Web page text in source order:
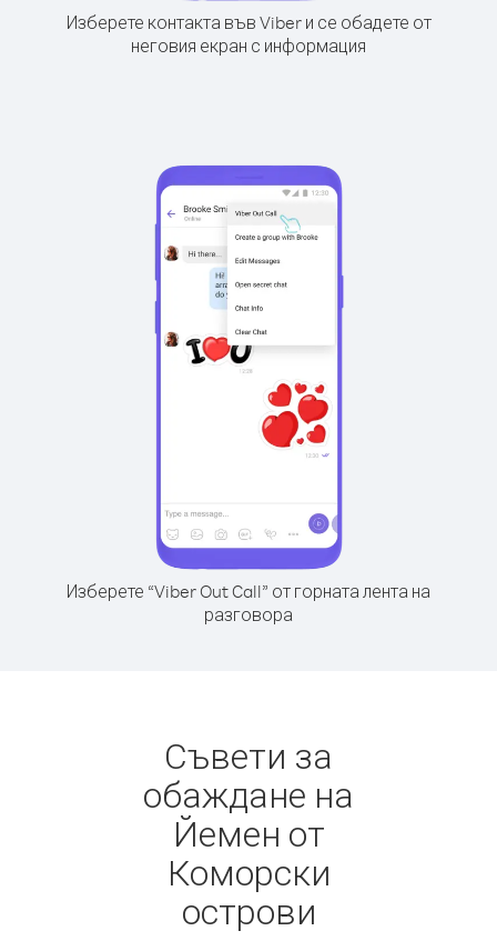
Изберете контакта във Viber и се обадете от
неговия екран с информация
Изберете “Viber Out Call” от горната лента на
разговора
Съвети за
обаждане на
Йемен от
Коморски
острови